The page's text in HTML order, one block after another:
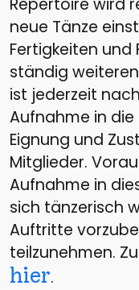
Repertoire wird
neue Tänze
Fertigkeiten und
ständig
ist jederzeit
Aufnahme in
Eignung und
Mitglieder.
Aufnahme in
sich tänzerisch
Auftritte
teilzunehmen.
hier.